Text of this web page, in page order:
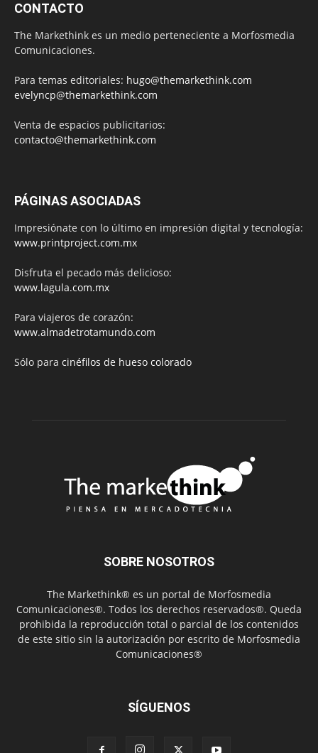
CONTACTO
The Markethink es un medio perteneciente a Morfosmedia
Comunicaciones.
Para temas editoriales: hugo@themarkethink.com
evelyncp@themarkethink.com
Venta de espacios publicitarios:
contacto@themarkethink.com
PÁGINAS ASOCIADAS
Impresiónate con lo último en impresión digital y tecnología:
www.printproject.com.mx
Disfruta el pecado más delicioso:
www.lagula.com.mx
Para viajeros de corazón:
www.almadetrotamundo.com
Sólo para cinéfilos de hueso colorado
SOBRE NOSOTROS
The Markethink® es un portal de Morfosmedia
Comunicaciones®. Todos los derechos reservados®. Queda
prohibida la reproducción total o parcial de los contenidos
de este sitio sin la autorización por escrito de Morfosmedia
Comunicaciones®
SÍGUENOS